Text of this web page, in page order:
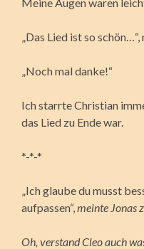
„Das Lied ist so
„Noch mal danke!“
Ich starrte Christian
das Lied zu Ende war.
*-*-*
„Ich glaube du musst
aufpassen“, meinte Jonas
Oh, verstand Cleo auch